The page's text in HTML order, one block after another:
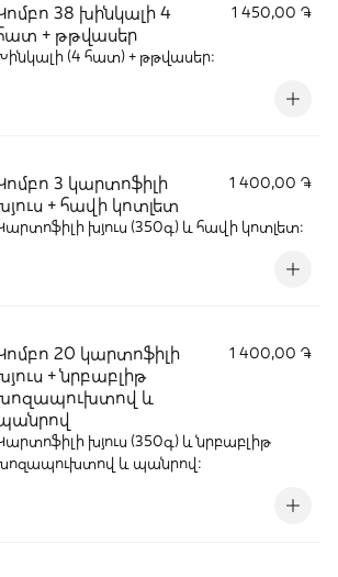
38 խինկալի 4
+ թթվասեր
1 450,00 ֏
(4 հատ) + թթվասեր։
3 կարտոֆիլի
+ հավի կոտլետ
1 400,00 ֏
խյուս (350գ) և հավի կոտլետ։
20 կարտոֆիլի
+ նրբաբլիթ
և
1 400,00 ֏
խյուս (350գ) և նրբաբլիթ
և պանրով: